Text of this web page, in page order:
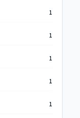
1
1
1
1
1